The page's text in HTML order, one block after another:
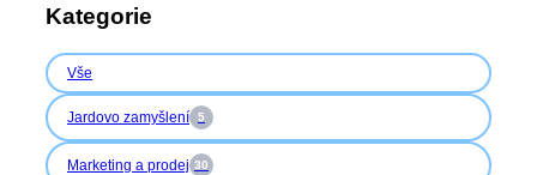
Kategorie
Vše
Jardovo zamyšlení 5
Marketing a prodej 30